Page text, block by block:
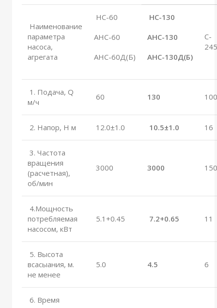
Наименование
параметра
насоса,
агрегата
НС-60
АНС-60
АНС-60Д(Б)
НС-130
АНС-130
АНС-130Д(Б)
C-
245
1. Подача, Q
м/ч
60 130 100
2. Напор, Н м 12.0±1.0 10.5±1.0 16
3. Частота
вращения
(расчетная),
об/мин
3000 3000
4.Мощность
потребляемая
насосом, кВт
5.1+0.45 7.2+0.65 11
5. Высота
всасыания, м.
не менее
5.0 4.5 6
6. Время